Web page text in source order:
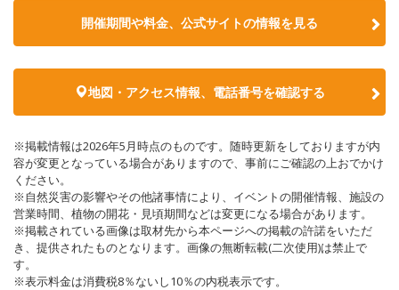
開催期間や料金、公式サイトの情報を見る
地図・アクセス情報、電話番号を確認する
※掲載情報は2026年5月時点のものです。随時更新をしておりますが内
容が変更となっている場合がありますので、事前にご確認の上おでかけ
ください。
※自然災害の影響やその他諸事情により、イベントの開催情報、施設の
営業時間、植物の開花・見頃期間などは変更になる場合があります。
※掲載されている画像は取材先から本ページへの掲載の許諾をいただ
き、提供されたものとなります。画像の無断転載(二次使用)は禁止で
す。
※表示料金は消費税8％ないし10％の内税表示です。